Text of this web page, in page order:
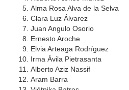
Alma Rosa Alva de la Selva
Clara Luz Álvarez
Juan Angulo Osorio
Ernesto Aroche
Elvia Arteaga Rodríguez
Irma Ávila Pietrasanta
Alberto Aziz Nassif
Aram Barra